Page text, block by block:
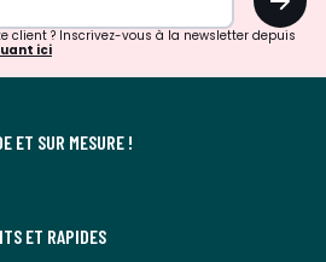
client ? Inscrivez-vous à la newsletter depuis
ici
ET SUR MESURE !
ET RAPIDES